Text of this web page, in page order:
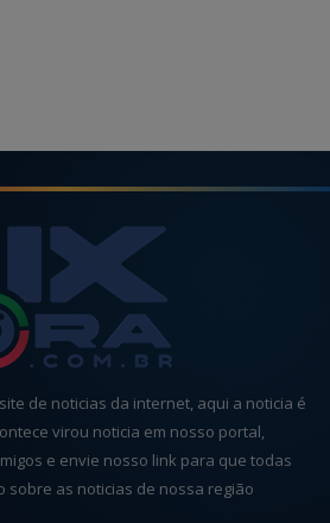
de noticias da internet, aqui a noticia é
virou noticia em nosso portal,
e envie nosso link para que todas
as noticias de nossa região